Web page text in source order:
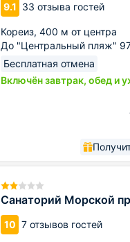
9.1 33 отзыва гостей
Кореиз, 400 м от центра
До "Центральный пляж"
Бесплатная отмена
Включён завтрак, обед и
Санаторий Морской
10 7 отзывов гостей